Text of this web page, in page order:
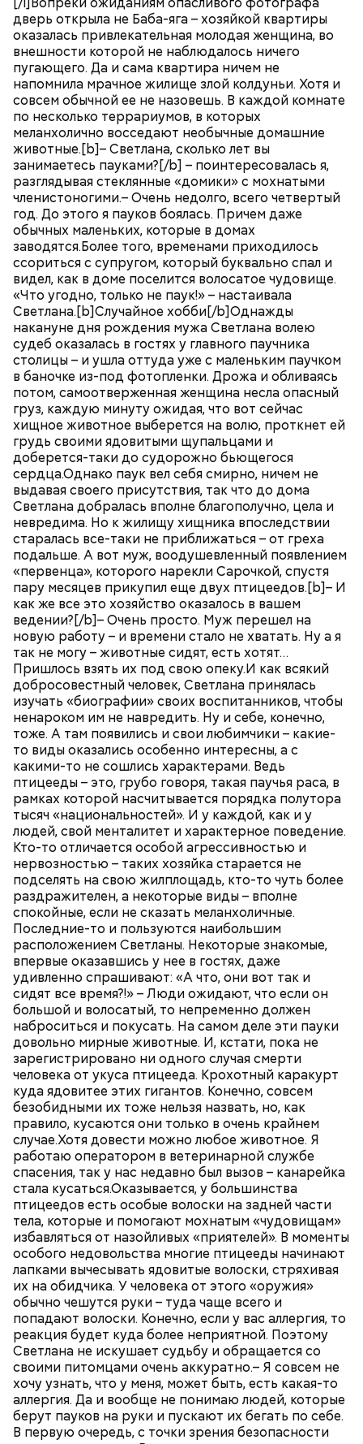
дверь открыла не Баба-яга – хозяйкой квартиры
оказалась привлекательная молодая женщина, во
внешности которой не наблюдалось ничего
пугающего. Да и сама квартира ничем не
напомнила мрачное жилище злой колдуньи. Хотя и
совсем обычной ее не назовешь. В каждой комнате
по несколько террариумов, в которых
меланхолично восседают необычные домашние
животные.[b]– Светлана, сколько лет вы
занимаетесь пауками?[/b] – поинтересовалась я,
разглядывая стеклянные «домики» с мохнатыми
членистоногими.– Очень недолго, всего четвертый
год. До этого я пауков боялась. Причем даже
обычных маленьких, которые в домах
заводятся.Более того, временами приходилось
ссориться с супругом, который буквально спал и
видел, как в доме поселится волосатое чудовище.
«Что угодно, только не паук!» – настаивала
Светлана.[b]Случайное хобби[/b]Однажды
накануне дня рождения мужа Светлана волею
судеб оказалась в гостях у главного паучника
столицы – и ушла оттуда уже с маленьким паучком
в баночке из-под фотопленки. Дрожа и обливаясь
потом, самоотверженная женщина несла опасный
груз, каждую минуту ожидая, что вот сейчас
хищное животное выберется на волю, проткнет ей
грудь своими ядовитыми щупальцами и
доберется-таки до судорожно бьющегося
сердца.Однако паук вел себя смирно, ничем не
выдавая своего присутствия, так что до дома
Светлана добралась вполне благополучно, цела и
невредима. Но к жилищу хищника впоследствии
старалась все-таки не приближаться – от греха
подальше. А вот муж, воодушевленный появлением
«первенца», которого нарекли Сарочкой, спустя
пару месяцев прикупил еще двух птицеедов.[b]– И
как же все это хозяйство оказалось в вашем
ведении?[/b]– Очень просто. Муж перешел на
новую работу – и времени стало не хватать. Ну а я
так не могу – животные сидят, есть хотят…
Пришлось взять их под свою опеку.И как всякий
добросовестный человек, Светлана принялась
изучать «биографии» своих воспитанников, чтобы
ненароком им не навредить. Ну и себе, конечно,
тоже. А там появились и свои любимчики – какие-
то виды оказались особенно интересны, а с
какими-то не сошлись характерами. Ведь
птицееды – это, грубо говоря, такая паучья раса, в
рамках которой насчитывается порядка полутора
тысяч «национальностей». И у каждой, как и у
людей, свой менталитет и характерное поведение.
Кто-то отличается особой агрессивностью и
нервозностью – таких хозяйка старается не
подселять на свою жилплощадь, кто-то чуть более
раздражителен, а некоторые виды – вполне
спокойные, если не сказать меланхоличные.
Последние-то и пользуются наибольшим
расположением Светланы. Некоторые знакомые,
впервые оказавшись у нее в гостях, даже
удивленно спрашивают: «А что, они вот так и
сидят все время?!» – Люди ожидают, что если он
большой и волосатый, то непременно должен
наброситься и покусать. На самом деле эти пауки
довольно мирные животные. И, кстати, пока не
зарегистрировано ни одного случая смерти
человека от укуса птицееда. Крохотный каракурт
куда ядовитее этих гигантов. Конечно, совсем
безобидными их тоже нельзя назвать, но, как
правило, кусаются они только в очень крайнем
случае.Хотя довести можно любое животное. Я
работаю оператором в ветеринарной службе
спасения, так у нас недавно был вызов – канарейка
стала кусаться.Оказывается, у большинства
птицеедов есть особые волоски на задней части
тела, которые и помогают мохнатым «чудовищам»
избавляться от назойливых «приятелей». В моменты
особого недовольства многие птицееды начинают
лапками вычесывать ядовитые волоски, стряхивая
их на обидчика. У человека от этого «оружия»
обычно чешутся руки – туда чаще всего и
попадают волоски. Конечно, если у вас аллергия, то
реакция будет куда более неприятной. Поэтому
Светлана не искушает судьбу и обращается со
своими питомцами очень аккуратно.– Я совсем не
хочу узнать, что у меня, может быть, есть какая-то
аллергия. Да и вообще не понимаю людей, которые
берут пауков на руки и пускают их бегать по себе.
В первую очередь, с точки зрения безопасности